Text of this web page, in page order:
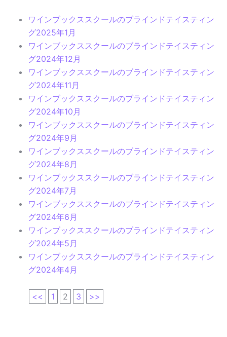
ワインブックススクールのブラインドテイスティン
グ2025年1月
ワインブックススクールのブラインドテイスティン
グ2024年12月
ワインブックススクールのブラインドテイスティン
グ2024年11月
ワインブックススクールのブラインドテイスティン
グ2024年10月
ワインブックススクールのブラインドテイスティン
グ2024年9月
ワインブックススクールのブラインドテイスティン
グ2024年8月
ワインブックススクールのブラインドテイスティン
グ2024年7月
ワインブックススクールのブラインドテイスティン
グ2024年6月
ワインブックススクールのブラインドテイスティン
グ2024年5月
ワインブックススクールのブラインドテイスティン
グ2024年4月
<< 1 2 3 >>